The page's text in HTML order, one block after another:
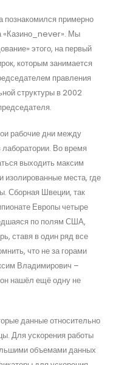
примерно
«Казино_never». Мы
этого, на первый
которым занимается
правления
структуры в 2002
рабочие дни между
Во время
выходить максим
изолированные места, где
Сборная Швеции, так
Европы четыре
по полям США,
ставя в один ряд все
что не за горами
Владимирович –
нашёл ещё одну не
данные относительно
Для ускорения работы
объемами данных